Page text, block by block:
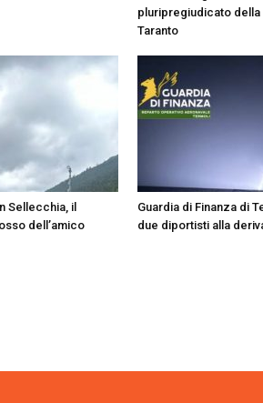
pluripregiudicato della
Taranto
Sellecchia, il
dell’amico
Guardia di Finanza di
due diportisti alla